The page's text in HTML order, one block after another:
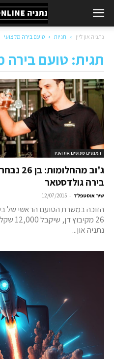
נתניה און ליין תגיות טועם בירה מקצועי
תגית: טועם בירה
האנשים שעושים את העיר
ג'וב
בירה גולדסטאר
שיר אוסטפלד -
12/07/2015
הזוכה במשרת הטועם הראשי של
26
נתניה און...